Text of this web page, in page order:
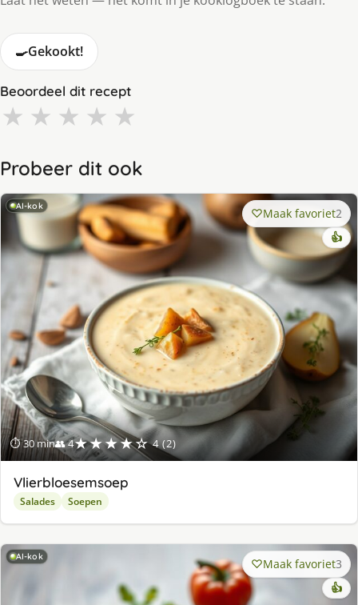
🍳Gekookt!
Beoordeel dit recept
★ ★ ★ ★ ★
Probeer dit ook
AI-kok
⏱ 30 min👥 4★★★★☆ 4 (2)
Maak favoriet2
👍
Vlierbloesemsoep
Salades Soepen
AI-kok Maak favoriet3
👍